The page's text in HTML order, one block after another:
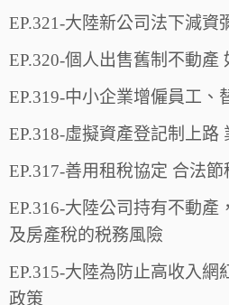
EP.321-大陸新公司法下減資
EP.320-個人出售舊制不動產
EP.319-中小企業增僱員工、
EP.318-虛擬資產登記制上路
EP.317-善用租稅協定 合法節
EP.316-大陸公司持有不動產
及房產稅的税務風險
EP.315-大陸為防止高收入網
政策